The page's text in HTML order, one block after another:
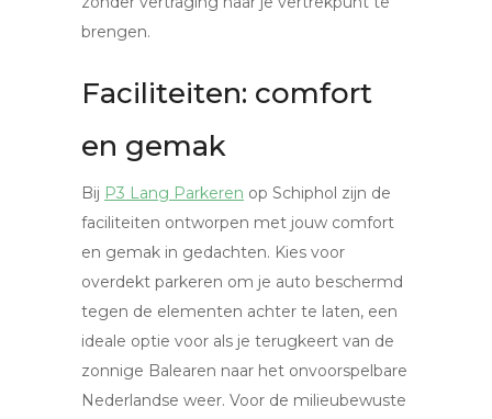
brengen.
Faciliteiten: comfort
en gemak
Bij P3 Lang Parkeren op Schiphol zijn de
faciliteiten ontworpen met jouw comfort
en gemak in gedachten. Kies voor
overdekt parkeren om je auto beschermd
tegen de elementen achter te laten, een
ideale optie voor als je terugkeert van de
zonnige Balearen naar het onvoorspelbare
Nederlandse weer. Voor de milieubewuste